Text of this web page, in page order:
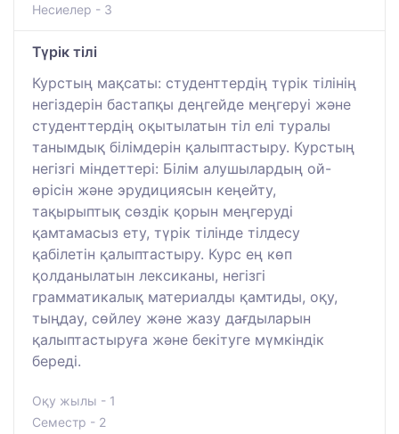
Несиелер - 3
Түрік тілі
Курстың мақсаты: студенттердің түрік тілінің
негіздерін бастапқы деңгейде меңгеруі және
студенттердің оқытылатын тіл елі туралы
танымдық білімдерін қалыптастыру. Курстың
негізгі міндеттері: Білім алушылардың ой-
өрісін және эрудициясын кеңейту,
тақырыптық сөздік қорын меңгеруді
қамтамасыз ету, түрік тілінде тілдесу
қабілетін қалыптастыру. Курс ең көп
қолданылатын лексиканы, негізгі
грамматикалық материалды қамтиды, оқу,
тыңдау, сөйлеу және жазу дағдыларын
қалыптастыруға және бекітуге мүмкіндік
береді.
Оқу жылы - 1
Семестр - 2